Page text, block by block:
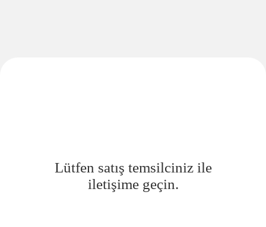
Lütfen satış temsilciniz ile
iletişime geçin.